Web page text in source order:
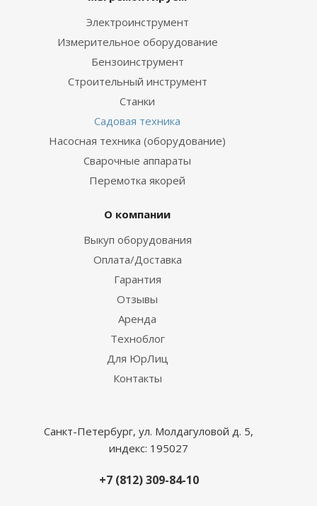
Электроинструмент
Измерительное оборудование
Бензоинструмент
Строительный инструмент
Станки
Садовая техника
Насосная техника (оборудование)
Сварочные аппараты
Перемотка якорей
О компании
Выкуп оборудования
Оплата/Доставка
Гарантия
Отзывы
Аренда
Техноблог
Для ЮрЛиц
Контакты
Санкт-Петербург, ул. Молдагуловой д. 5,
индекс: 195027
+7 (812) 309-84-10